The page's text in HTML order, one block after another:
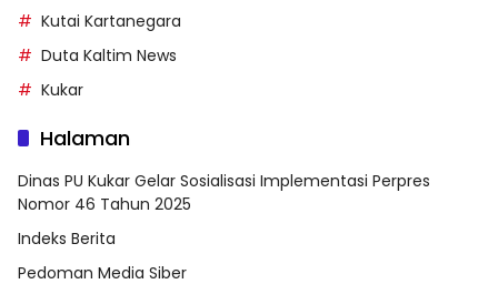
Kutai Kartanegara
Duta Kaltim News
Kukar
Halaman
Dinas PU Kukar Gelar Sosialisasi Implementasi Perpres
Nomor 46 Tahun 2025
Indeks Berita
Pedoman Media Siber